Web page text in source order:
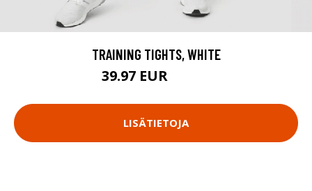
TRAINING TIGHTS, WHITE
39.97 EUR
LISÄTIETOJA